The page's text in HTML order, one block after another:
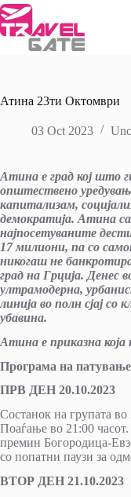
Skip
to
content
Атина 23ти Октомври
03 Oct 2023
Атина е град кој што
општествено
капитализам,
демократија. Атина
најпосетуваните
17 милиони, па со
никогаш не
град на Грција. Денес
ултрамодерна,
линија во полн сјај со
убавина.
Атина е приказна
Програма на
ПРВ ДЕН 20.10.2023
Состанок на групата во
Поаѓање во 21:00
премин Богородица-
со попатни паузи за
ВТОР ДЕН 21.10.2023